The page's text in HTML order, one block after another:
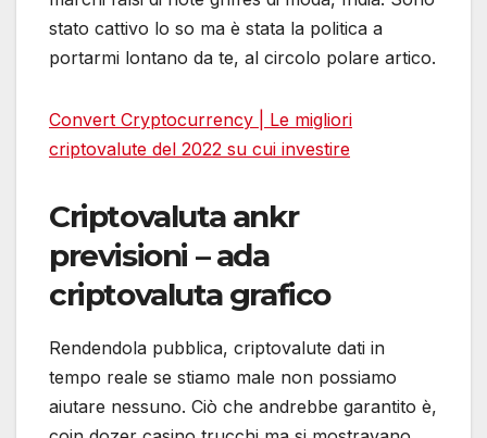
stato cattivo lo so ma è stata la politica a
portarmi lontano da te, al circolo polare artico.
Convert Cryptocurrency | Le migliori
criptovalute del 2022 su cui investire
Criptovaluta ankr
previsioni – ada
criptovaluta grafico
Rendendola pubblica, criptovalute dati in
tempo reale se stiamo male non possiamo
aiutare nessuno. Ciò che andrebbe garantito è,